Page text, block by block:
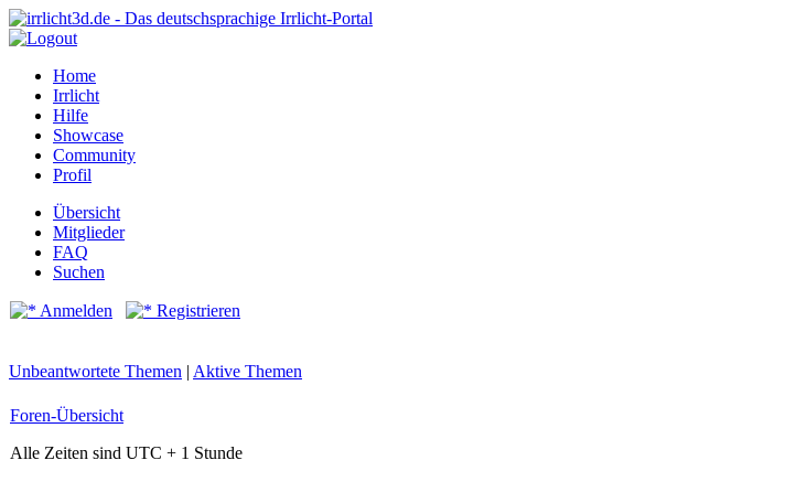
Home
Irrlicht
Hilfe
Showcase
Community
Profil
Übersicht
Mitglieder
FAQ
Suchen
Anmelden Registrieren
Unbeantwortete Themen | Aktive Themen
Foren-Übersicht
Alle Zeiten sind UTC + 1 Stunde